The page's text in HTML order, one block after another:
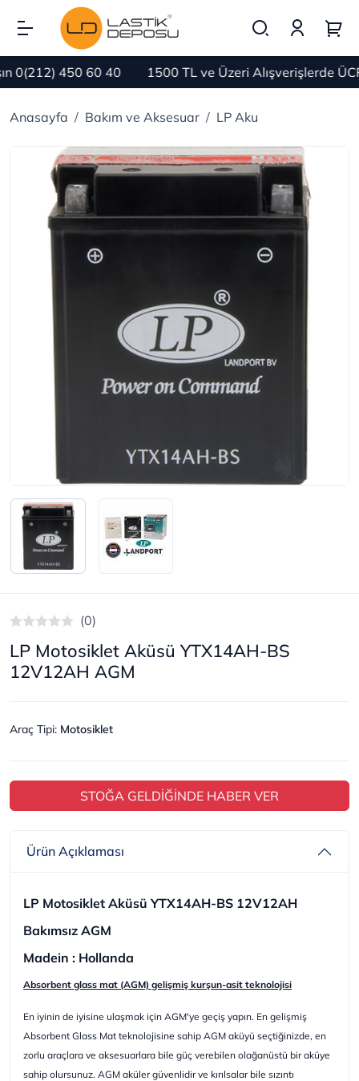
450 60 40 1500 TL ve Üzeri Alışverişlerde
Anasayfa Bakım ve Aksesuar LP Aku
(0)
LP Motosiklet Aküsü YTX14AH-BS
12V12AH AGM
Araç Tipi: Motosiklet
STOĞA GELDİĞİNDE HABER VER
Ürün Açıklaması
LP Motosiklet Aküsü YTX14AH-BS 12V12AH
Bakımsız AGM
Madein : Hollanda
Absorbent glass mat (AGM) gelişmiş kurşun-asit teknolojisi
En iyinin de iyisine ulaşmak için AGM'ye geçiş yapın. En gelişmiş
Absorbent Glass Mat teknolojisine sahip AGM aküyü seçtiğinizde, en
zorlu araçlara ve aksesuarlara bile güç verebilen olağanüstü bir aküye
sahip olursunuz. AGM aküler güvenlidir ve kırılsalar bile sızıntı